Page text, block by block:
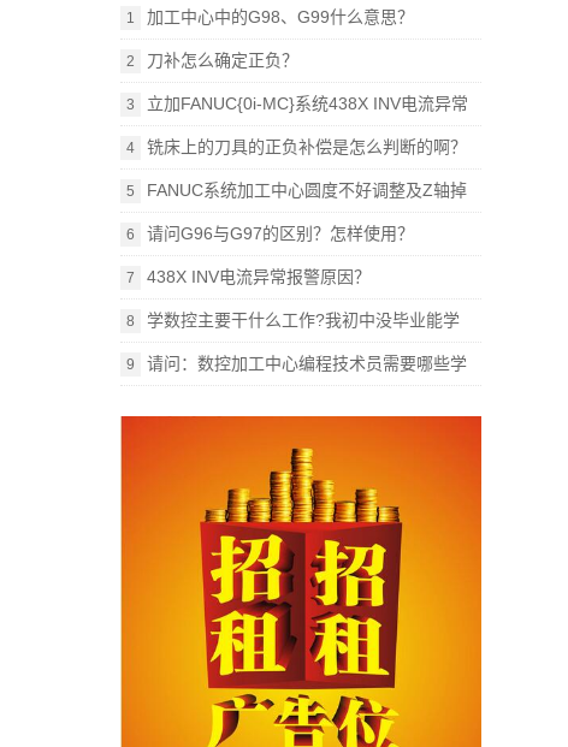
1 加工中心中的G98、G99什么意思？
2 刀补怎么确定正负？
3 立加FANUC{0i-MC}系统438X INV电流异常
报警原因？
4 铣床上的刀具的正负补偿是怎么判断的啊？
5 FANUC系统加工中心圆度不好调整及Z轴掉
刀，怎样解决？
6 请问G96与G97的区别？怎样使用？
7 438X INV电流异常报警原因？
8 学数控主要干什么工作?我初中没毕业能学
吗?
9 请问：数控加工中心编程技术员需要哪些学